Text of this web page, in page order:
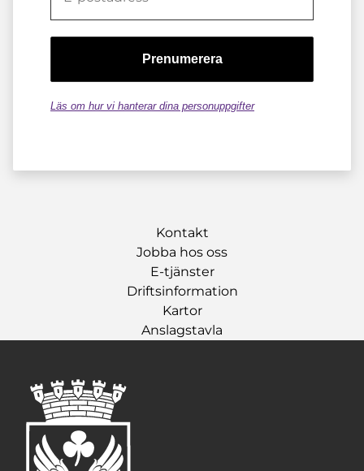
Läs om hur vi hanterar dina personuppgifter
Kontakt
Jobba hos oss
E-tjänster
Driftsinformation
Kartor
Anslagstavla